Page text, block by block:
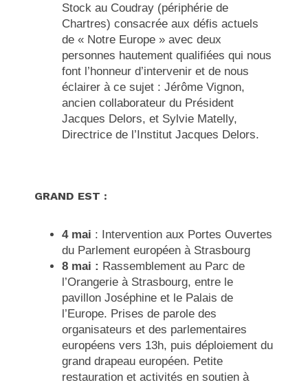
Stock au Coudray (périphérie de
Chartres) consacrée aux défis actuels
de « Notre Europe » avec deux
personnes hautement qualifiées qui nous
font l’honneur d’intervenir et de nous
éclairer à ce sujet : Jérôme Vignon,
ancien collaborateur du Président
Jacques Delors, et Sylvie Matelly,
Directrice de l’Institut Jacques Delors.
GRAND EST :
4 mai : Intervention aux Portes Ouvertes
du Parlement européen à Strasbourg
8 mai : Rassemblement au Parc de
l’Orangerie à Strasbourg, entre le
pavillon Joséphine et le Palais de
l’Europe. Prises de parole des
organisateurs et des parlementaires
européens vers 13h, puis déploiement du
grand drapeau européen. Petite
restauration et activités en soutien à